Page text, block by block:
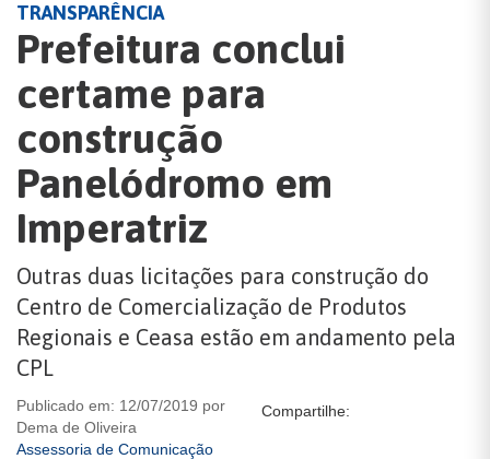
TRANSPARÊNCIA
Prefeitura conclui
certame para
construção
Panelódromo em
Imperatriz
Outras duas licitações para construção do
Centro de Comercialização de Produtos
Regionais e Ceasa estão em andamento pela
CPL
Publicado em: 12/07/2019 por
Dema de Oliveira
Assessoria de Comunicação
Compartilhe: